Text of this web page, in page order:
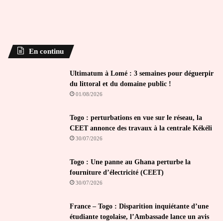
En continu
Ultimatum à Lomé : 3 semaines pour déguerpir
du littoral et du domaine public !
01/08/2026
Togo : perturbations en vue sur le réseau, la
CEET annonce des travaux à la centrale Kékéli
30/07/2026
Togo : Une panne au Ghana perturbe la
fourniture d’électricité (CEET)
30/07/2026
France – Togo : Disparition inquiétante d’une
étudiante togolaise, l’Ambassade lance un avis